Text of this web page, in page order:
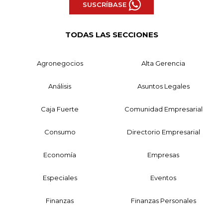
SUSCRÍBASE
TODAS LAS SECCIONES
Agronegocios Alta Gerencia
Análisis Asuntos Legales
Caja Fuerte Comunidad Empresarial
Consumo Directorio Empresarial
Economía Empresas
Especiales Eventos
Finanzas Finanzas Personales